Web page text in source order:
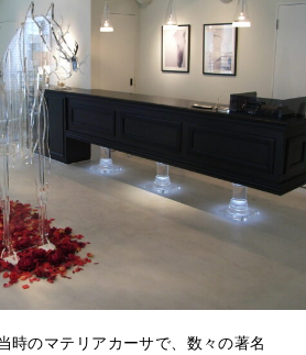
時のマテリアカーサで、数々の著名